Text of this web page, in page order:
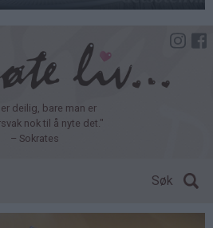
deilig, bare man er
nok til å nyte det."
– Sokrates
Søk